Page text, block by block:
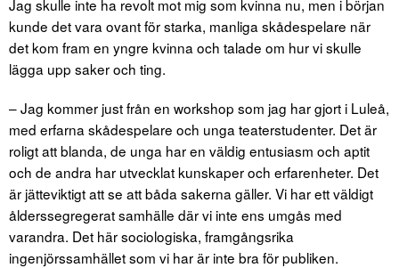
Jag skulle inte ha revolt mot mig som kvinna nu, men i början
kunde det vara ovant för starka, manliga skådespelare när
det kom fram en yngre kvinna och talade om hur vi skulle
lägga upp saker och ting.
– Jag kommer just från en workshop som jag har gjort i Luleå,
med erfarna skådespelare och unga teaterstudenter. Det är
roligt att blanda, de unga har en väldig entusiasm och aptit
och de andra har utvecklat kunskaper och erfarenheter. Det
är jätteviktigt att se att båda sakerna gäller. Vi har ett väldigt
ålderssegregerat samhälle där vi inte ens umgås med
varandra. Det här sociologiska, framgångsrika
ingenjörssamhället som vi har är inte bra för publiken.